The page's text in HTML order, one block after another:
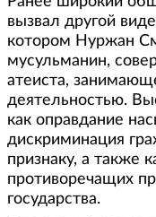
вызвал другой
котором Нуржан
мусульманин,
атеиста,
деятельностью.
как оправдание
дискриминация
признаку, а также
противоречащих
государства.